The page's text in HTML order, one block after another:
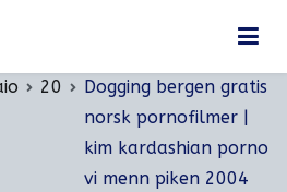
20
Dogging bergen gratis
norsk pornofilmer |
kim kardashian porno
vi menn piken 2004